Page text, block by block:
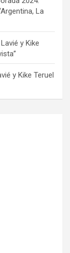
La
y Kike
y Kike Teruel